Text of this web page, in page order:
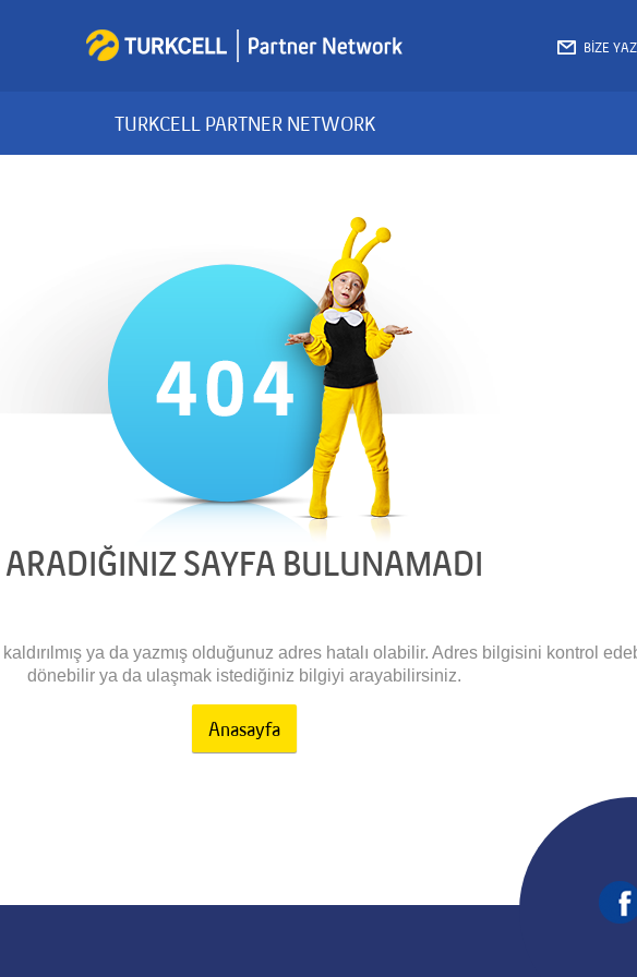
BİZE
TURKCELL PARTNER NETWORK
ARADIĞINIZ SAYFA BULUNAMADI
ya da yazmış olduğunuz adres hatalı olabilir. Adres bilgisini kontrol
dönebilir ya da ulaşmak istediğiniz bilgiyi arayabilirsiniz.
Anasayfa